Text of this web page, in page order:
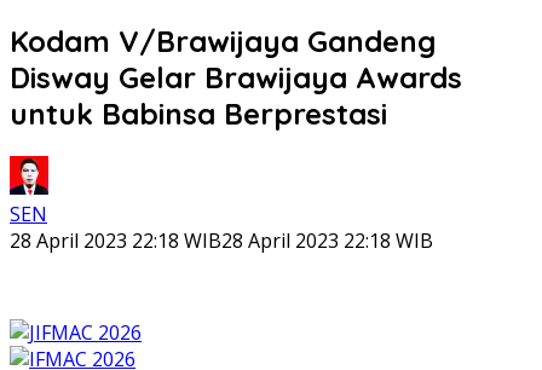
Kodam V/Brawijaya Gandeng
Disway Gelar Brawijaya Awards
untuk Babinsa Berprestasi
SEN
28 April 2023 22:18 WIB28 April 2023 22:18 WIB